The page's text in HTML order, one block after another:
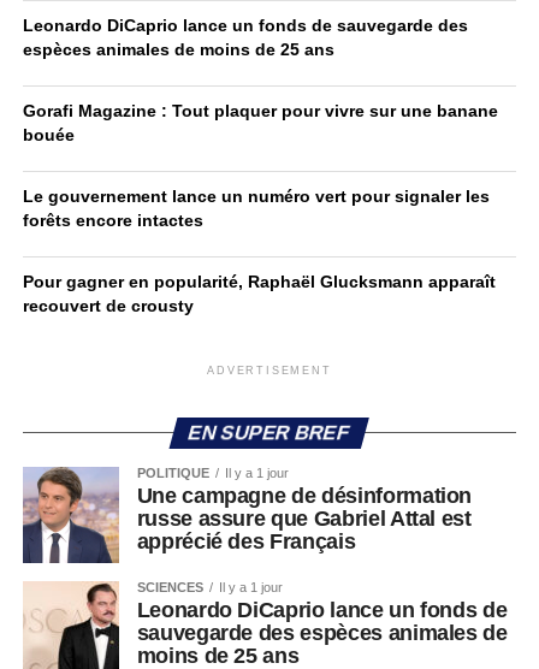
Leonardo DiCaprio lance un fonds de sauvegarde des
espèces animales de moins de 25 ans
Gorafi Magazine : Tout plaquer pour vivre sur une banane
bouée
Le gouvernement lance un numéro vert pour signaler les
forêts encore intactes
Pour gagner en popularité, Raphaël Glucksmann apparaît
recouvert de crousty
ADVERTISEMENT
EN SUPER BREF
POLITIQUE Il y a 1 jour
Une campagne de désinformation
russe assure que Gabriel Attal est
apprécié des Français
SCIENCES Il y a 1 jour
Leonardo DiCaprio lance un fonds de
sauvegarde des espèces animales de
moins de 25 ans